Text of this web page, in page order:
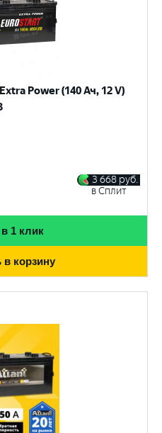
Power (140 Ач, 12 V)
3 668 руб.
в Сплит
1 клик
в корзину